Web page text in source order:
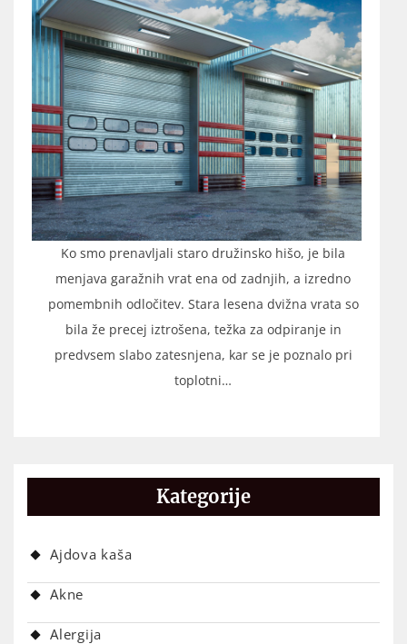
Ko smo prenavljali staro družinsko hišo, je bila
menjava garažnih vrat ena od zadnjih, a izredno
pomembnih odločitev. Stara lesena dvižna vrata so
bila že precej iztrošena, težka za odpiranje in
predvsem slabo zatesnjena, kar se je poznalo pri
toplotni…
Kategorije
Ajdova kaša
Akne
Alergija